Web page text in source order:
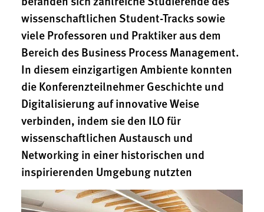
wissenschaftlichen Student-Tracks sowie
viele Professoren und Praktiker aus dem
Bereich des Business Process Management.
In diesem einzigartigen Ambiente konnten
die Konferenzteilnehmer Geschichte und
Digitalisierung auf innovative Weise
verbinden, indem sie den ILO für
wissenschaftlichen Austausch und
Networking in einer historischen und
inspirierenden Umgebung nutzten
Website erforderlich.
Einverständnis
Name:
cookie_consent
Zweck:
Dieser Cookie speichert die ausgewählten Einverständnis-
Optionen des Benutzers
Cookie Laufzeit:
1 Jahr
Performance